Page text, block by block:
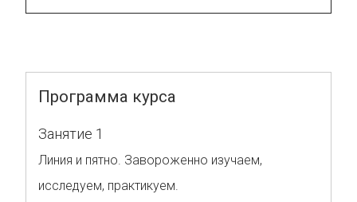
Программа курса
Занятие 1
Линия и пятно. Завороженно изучаем,
исследуем, практикуем.